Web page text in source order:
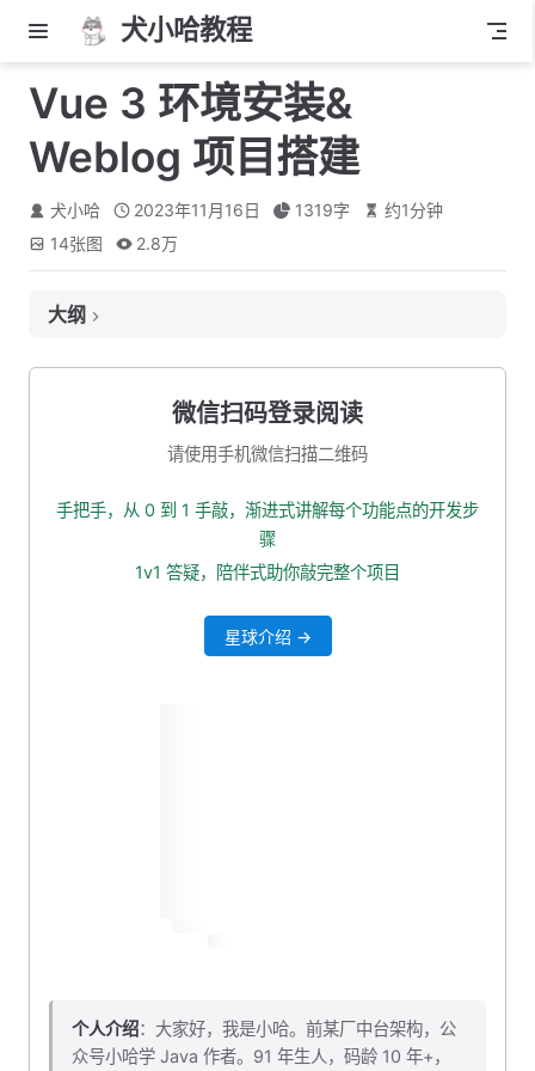
犬小哈教程
Vue 3 环境安装&
Weblog 项目搭建
犬小哈 2023年11月16日 1319字 约1分钟
14张图 2.8万
大纲
第一步：安装 Node.js 环境
创建 Weblog 前端工程
项目目录说明
微信扫码登录阅读
请使用手机微信扫描二维码
手把手，从 0 到 1 手敲，渐进式讲解每个功能点的开发步
骤
1v1 答疑，陪伴式助你敲完整个项目
星球介绍 →
个人介绍：大家好，我是小哈。前某厂中台架构，公
众号小哈学 Java 作者。91 年生人，码龄 10 年+，